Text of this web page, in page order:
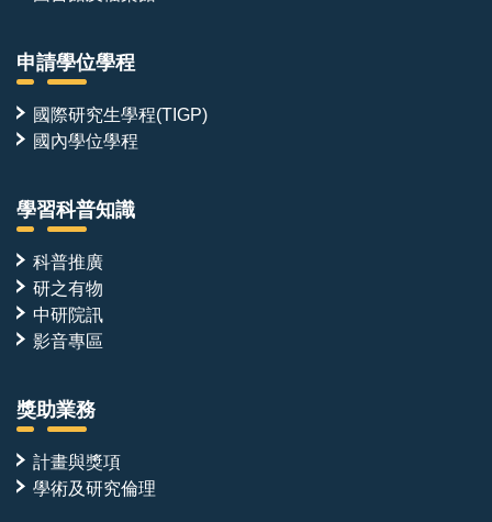
申請學位學程
國際研究生學程(TIGP)
國內學位學程
學習科普知識
科普推廣
研之有物
中研院訊
影音專區
獎助業務
計畫與獎項
學術及研究倫理